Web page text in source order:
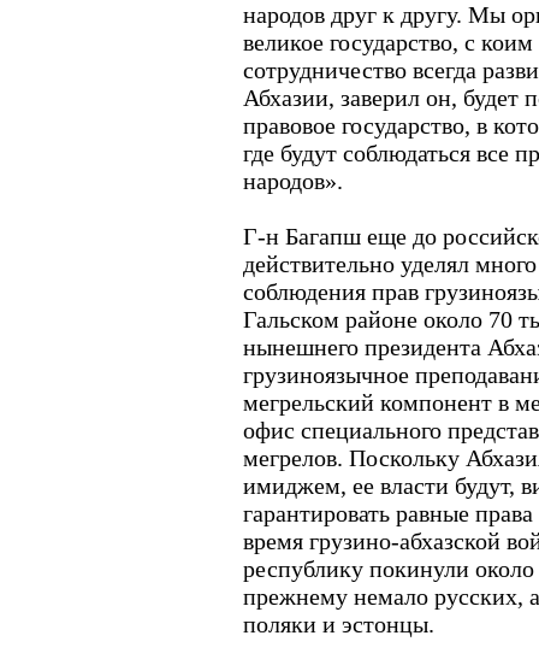
народов друг к другу. Мы
великое государство, с
сотрудничество всегда
Абхазии, заверил он, будет
правовое государство, в
где будут соблюдаться все
народов».
Г-н Багапш еще до
действительно уделял
соблюдения прав
Гальском районе около 70
нынешнего президента
грузиноязычное
мегрельский компонент в
офис специального
мегрелов. Поскольку
имиджем, ее власти будут,
гарантировать равные
время грузино-абхазской
республику покинули
прежнему немало русских,
поляки и эстонцы.